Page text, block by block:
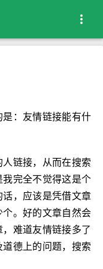
：友情链接能有什
链接，从而在搜索
完全不觉得这是个
，应该是凭借文章
。好的文章自然会
难道友情链接多了
德上的问题，搜索